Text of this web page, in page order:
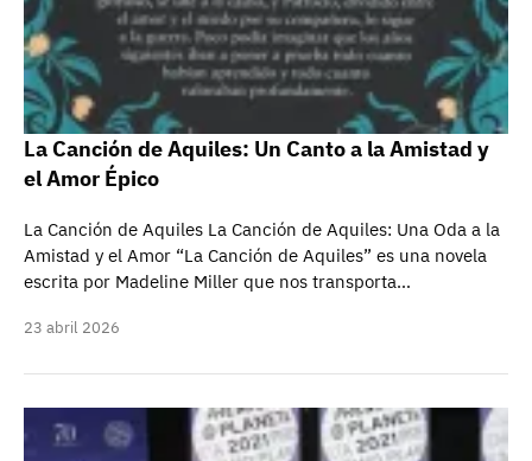
La Canción de Aquiles: Un Canto a la Amistad y
el Amor Épico
La Canción de Aquiles La Canción de Aquiles: Una Oda a la
Amistad y el Amor “La Canción de Aquiles” es una novela
escrita por Madeline Miller que nos transporta…
23 abril 2026